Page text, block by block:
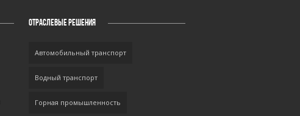
ОТРАСЛЕВЫЕ РЕШЕНИЯ
Автомобильный транспорт
Водный транспорт
Горная промышленность